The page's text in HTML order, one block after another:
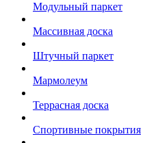
Модульный паркет
Массивная доска
Штучный паркет
Мармолеум
Террасная доска
Спортивные покрытия